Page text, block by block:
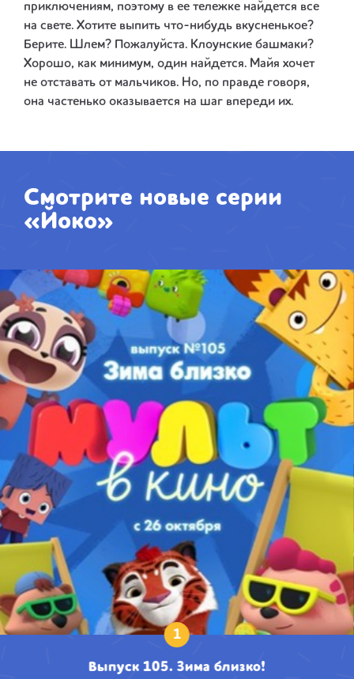
приключениям, поэтому в ее тележке найдется все
на свете. Хотите выпить что-нибудь вкусненькое?
Берите. Шлем? Пожалуйста. Клоунские башмаки?
Хорошо, как минимум, один найдется. Майя хочет
не отставать от мальчиков. Но, по правде говоря,
она частенько оказывается на шаг впереди их.
Смотрите новые серии
«Йоко»
1
Выпуск 105. Зима близко!